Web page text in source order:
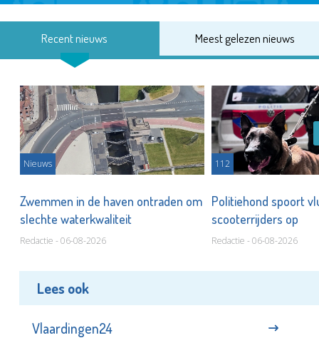
Recent nieuws Meest gelezen nieuws
Nieuws
Zwemmen in de haven ontraden om
slechte waterkwaliteit
Redactie - 06-08-2026
112
Politiehond spoort
scooterrijders op
Redactie - 06-08-2026
Lees ook
Vlaardingen24